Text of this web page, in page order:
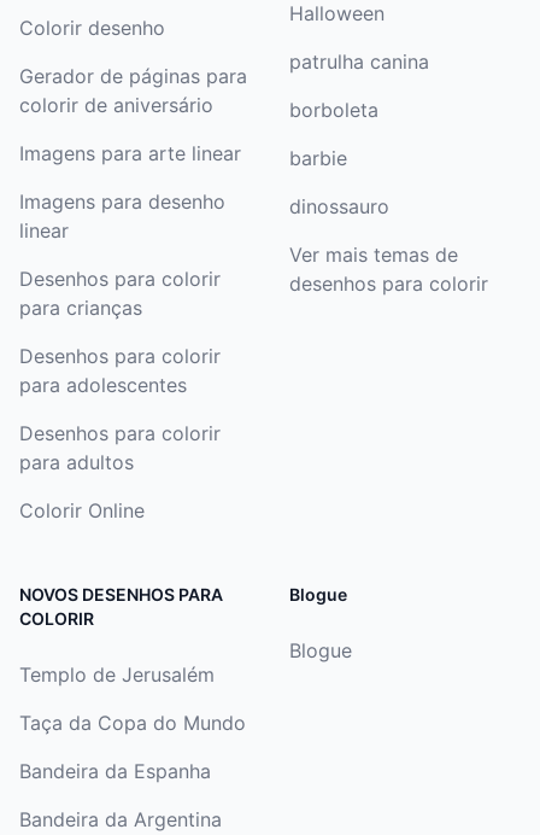
Cinderela, cole em um bastão e use para
Fantasia! Use páginas para colorir para inspirar
uma festa de fantasia com o tema Cinderela.
nos vestidos deles.
Colorir desenho
Gerador de páginas para
colorir de aniversário
Imagens para arte linear
Imagens para desenho
linear
Desenhos para colorir
para crianças
Desenhos para colorir
para adolescentes
Desenhos para colorir
para adultos
Colorir Online
Halloween
patrulha canina
borboleta
barbie
dinossauro
Ver mais temas de
desenhos para colorir
NOVOS DESENHOS PARA
COLORIR
Templo de Jerusalém
Taça da Copa do Mundo
Bandeira da Espanha
Bandeira da Argentina
Blogue
Blogue